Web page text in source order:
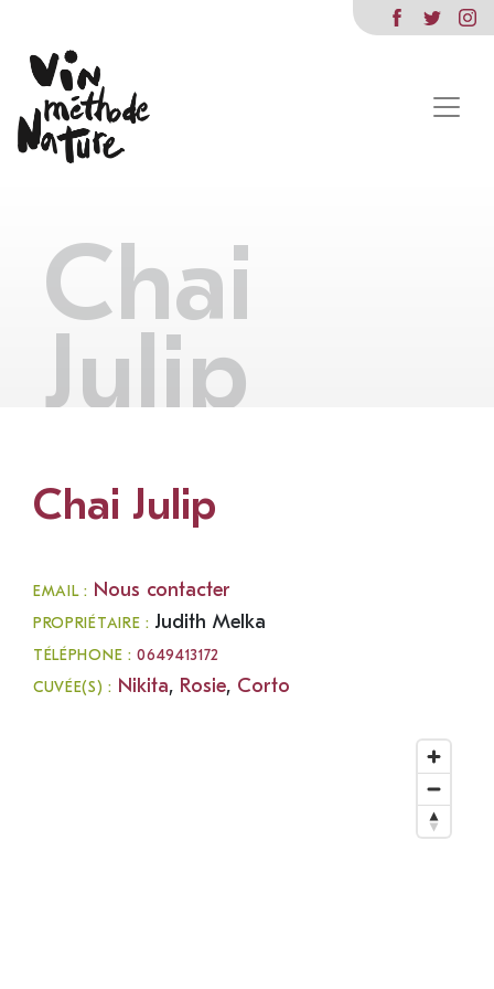
Chai
Julip
Chai Julip
EMAIL : Nous contacter
PROPRIÉTAIRE : Judith Melka
TÉLÉPHONE :0649413172
CUVÉE(S) : Nikita, Rosie, Corto